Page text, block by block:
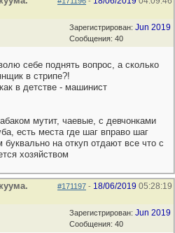
Зарегистрирован: Jun 2019
Сообщения: 40
себе поднять вопрос, а сколько
в стрипе?!
в детстве - машинист
мутит, чаевые, с девчонками
есть места где шаг вправо шаг
на откуп отдают все что с
хозяйством
#171197 - 18/06/2019 05:28:19
Зарегистрирован: Jun 2019
Сообщения: 40